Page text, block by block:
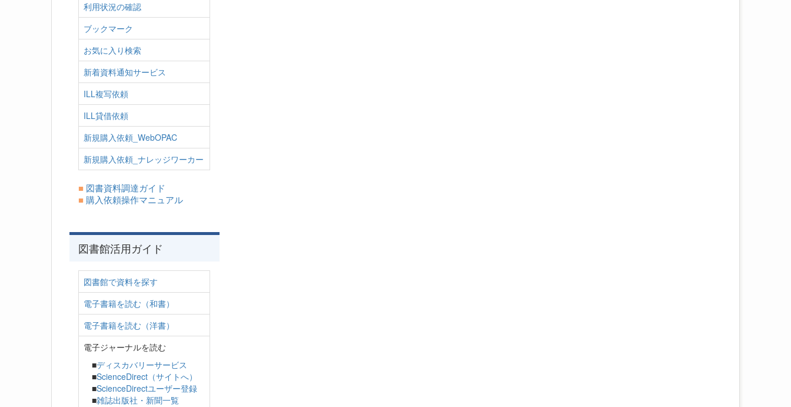
利用状況の確認
ブックマーク
お気に入り検索
新着資料通知サービス
ILL複写依頼
ILL貸借依頼
新規購入依頼_WebOPAC
新規購入依頼_ナレッジワーカー
■ 図書資料調達ガイド
■購入依頼操作マニュアル
図書館活用ガイド
図書館で資料を探す
電子書籍を読む（和書）
電子書籍を読む（洋書）
電子ジャーナルを読む
■ディスカバリーサービス
■ScienceDirect（サイトへ）
■ScienceDirectユーザー登録
■雑誌出版社・新聞一覧